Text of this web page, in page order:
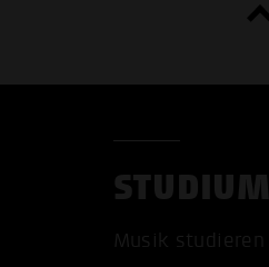
STUDIUM
Musik studieren